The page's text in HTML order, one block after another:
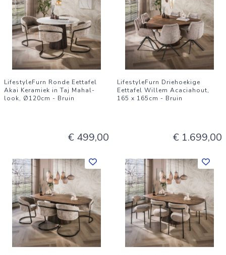
LifestyleFurn Ronde Eettafel
Akai Keramiek in Taj Mahal-
look, Ø120cm - Bruin
€ 499,00
LifestyleFurn Driehoekige
Eettafel Willem Acaciahout,
165 x 165cm - Bruin
€ 1.699,00